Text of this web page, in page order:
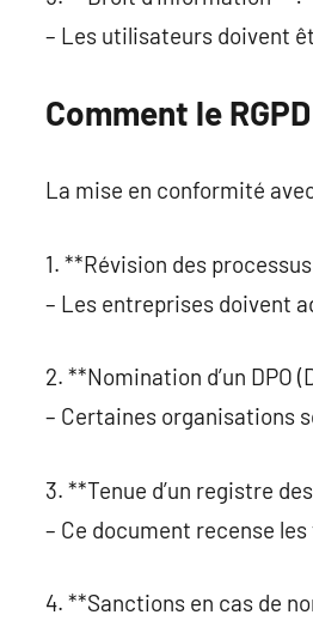
– Les utilisateurs doivent
Comment le
La mise en conformité
1. **Révision des
– Les entreprises doivent
2. **Nomination d’un DPO
– Certaines organisations
3. **Tenue d’un registre
– Ce document recense
4. **Sanctions en cas de